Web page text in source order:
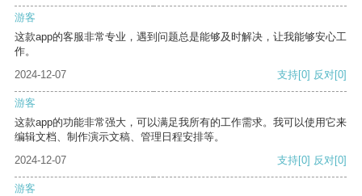
游客
这款app的客服非常专业，遇到问题总是能够及时解决，让我能够安心工
作。
2024-12-07
支持[0] 反对[0]
游客
这款app的功能非常强大，可以满足我所有的工作需求。我可以使用它来
编辑文档、制作演示文稿、管理日程安排等。
2024-12-07
支持[0] 反对[0]
游客